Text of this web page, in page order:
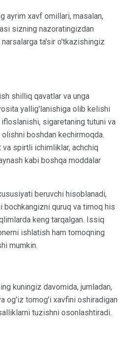
ayrim xavf omillari, masalan,
sizning nazoratingizdan
ta'sir o'tkazishingiz
shilliq qavatlar va unga
yallig'lanishiga olib kelishi
sigaretaning tutuni va
boshdan kechirmoqda.
spirtli ichimliklar, achchiq
kabi boshqa moddalar
beruvchi hisoblanadi,
quruq va tirnoq his
keng tarqalgan. Issiq
ishlatish ham tomoqning
mumkin.
kuningiz davomida, jumladan,
og'iz tomog'i xavfini oshiradigan
tuzishni osonlashtiradi.